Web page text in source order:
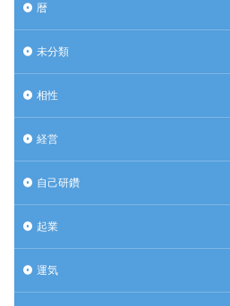
暦
未分類
相性
経営
自己研鑽
起業
運気